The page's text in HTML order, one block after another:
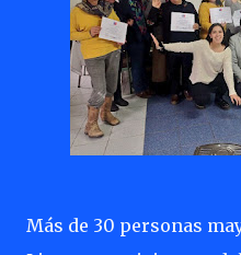
Más de 30 personas